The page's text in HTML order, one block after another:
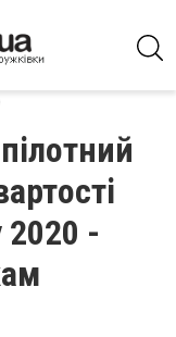
2020 -